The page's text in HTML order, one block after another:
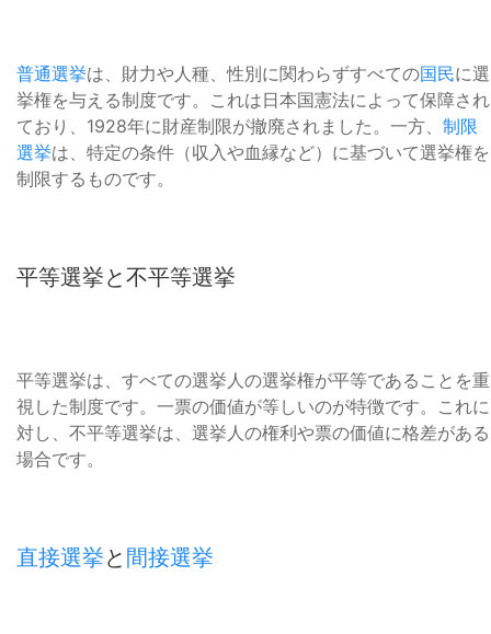
普通選挙は、財力や人種、性別に関わらずすべての国民に選
挙権を与える制度です。これは日本国憲法によって保障され
ており、1928年に財産制限が撤廃されました。一方、 制限
選挙は、特定の条件（収入や血縁など）に基づいて選挙権を
制限するものです。
平等選挙と不平等選挙
平等選挙は、すべての選挙人の選挙権が平等であることを重
視した制度です。一票の価値が等しいのが特徴です。これに
対し、不平等選挙は、選挙人の権利や票の価値に格差がある
場合です。
直接選挙と 間接選挙